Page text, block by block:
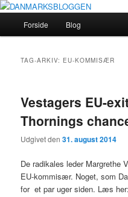
Forside Blog
TAG-ARKIV: EU-KOMMISÆR
Vestagers EU-
Thornings
Udgivet den31. august 2014
De radikales leder Margrethe
EU-kommisær. Noget, som
for et par uger siden. Læs her: